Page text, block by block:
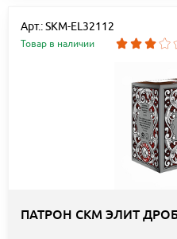
Арт.: SKM-EL32112
Товар в наличии
ПАТРОН СКМ ЭЛИТ